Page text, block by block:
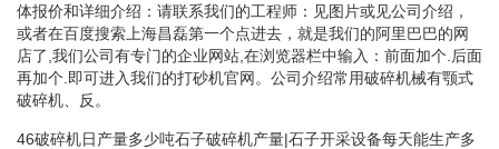
体报价和详细介绍：请联系我们的工程师：见图片或见公司介绍，
或者在百度搜索上海昌磊第一个点进去，就是我们的阿里巴巴的网
店了,我们公司有专门的企业网站,在浏览器栏中输入：前面加个.后面
再加个.即可进入我们的打砂机官网。公司介绍常用破碎机械有颚式
破碎机、反。
46破碎机日产量多少吨石子破碎机产量|石子开采设备每天能生产多